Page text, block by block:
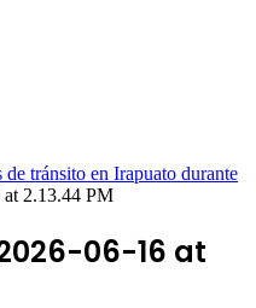
tránsito en Irapuato durante
2.13.44 PM
06-16 at